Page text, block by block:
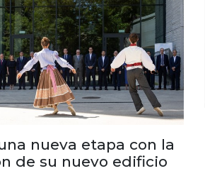
nueva etapa con la
de su nuevo edificio